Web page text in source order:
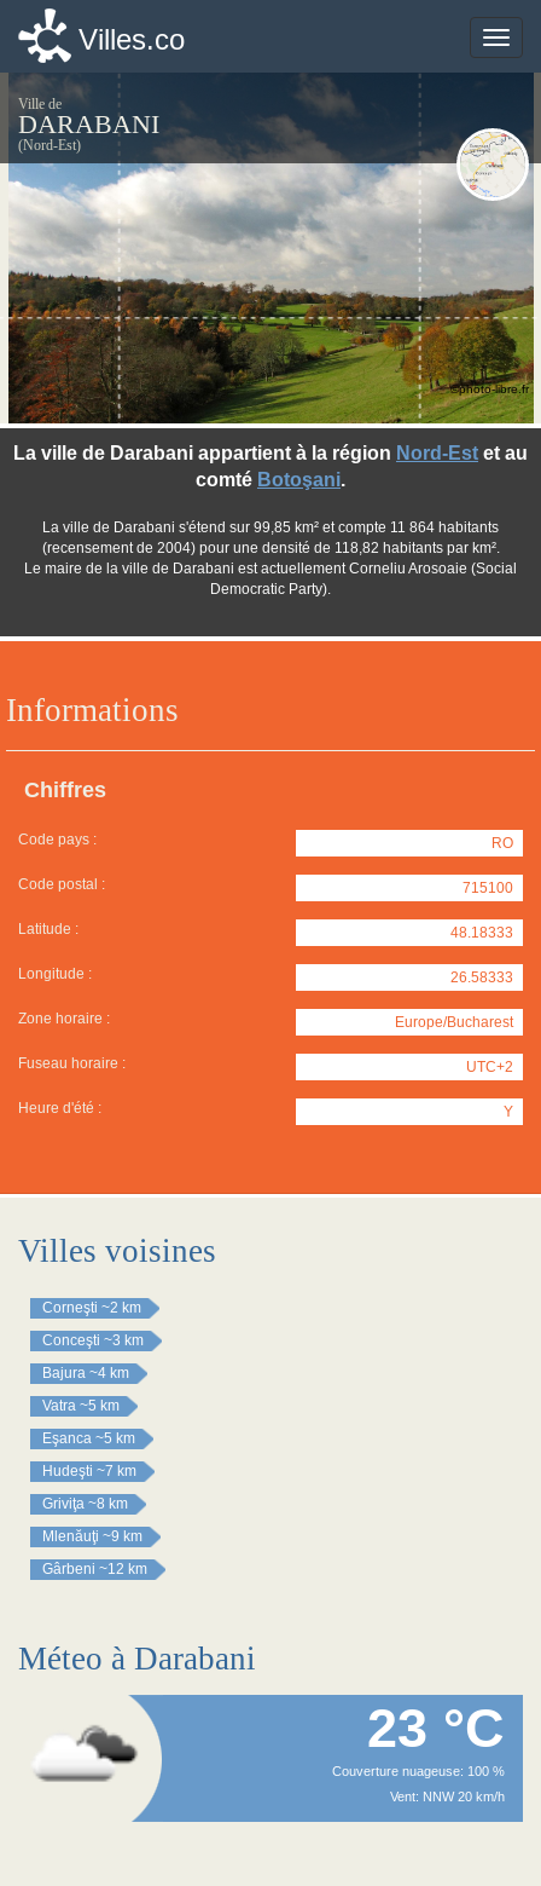
Toggle
Villes.co
Ville de
DARABANI
(Nord-Est)
Informations
Chiffres
Code pays : RO
Code postal : 715100
Latitude : 48.18333
Longitude : 26.58333
Zone horaire : Europe/Bucharest
Fuseau horaire : UTC+2
Heure d'été : Y
La ville de Darabani appartient à la région Nord-Est et au
comté Botoşani.
La ville de Darabani s'étend sur 99,85 km² et compte 11 864 habitants
(recensement de 2004) pour une densité de 118,82 habitants par km².
Le maire de la ville de Darabani est actuellement Corneliu Arosoaie (Social
Democratic Party).
©photo-libre.fr
Villes voisines
Corneşti ~2 km
Conceşti ~3 km
Bajura ~4 km
Vatra ~5 km
Eşanca ~5 km
Hudeşti ~7 km
Griviţa ~8 km
Mlenăuţi ~9 km
Gârbeni ~12 km
Méteo à Darabani
23 °C
Couverture nuageuse: 100 %
Vent: NNW 20 km/h
Toggle
Villes.co